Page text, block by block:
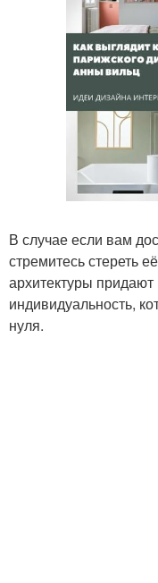
В случае если вам
стремитесь стереть
архитектуры придают
индивидуальность,
нуля.